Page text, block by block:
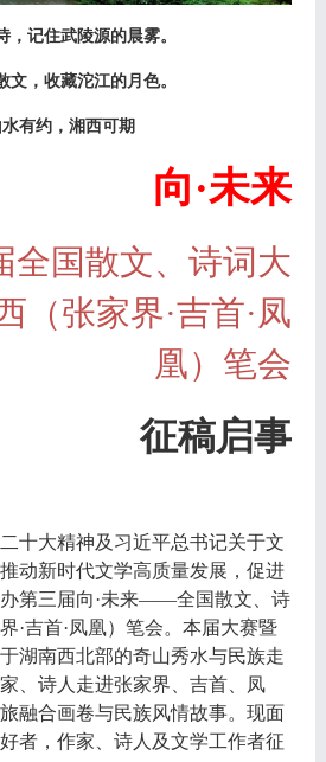
，记住武陵源的晨雾。
文，收藏沱江的月色。
水有约，湘西可期
向·未来
国散文、诗词大
（张家界·吉首·凤
凰）笔会
征稿启事
十大精神及习近平总书记关于文
动新时代文学高质量发展，促进
第三届向·未来——全国散文、诗
·吉首·凤凰）笔会。本届大赛暨
湖南西北部的奇山秀水与民族走
、诗人走进张家界、吉首、凤
融合画卷与民族风情故事。现面
者，作家、诗人及文学工作者征